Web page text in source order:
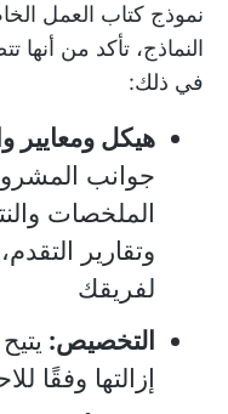
نموذج كتاب العمل
النماذج، تأكد من أنها
في ذلك:
هيكل ومعايير
جوانب
الملخصات
وتقارير
لفريقك
التخصيص:
إزالتها وفقًا